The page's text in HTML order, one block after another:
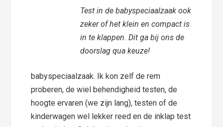
Test in de babyspeciaalzaak ook
zeker of het klein en compact is
in te klappen. Dit ga bij ons de
doorslag qua keuze!
babyspeciaalzaak. Ik kon zelf de rem
proberen, de wiel behendigheid testen, de
hoogte ervaren (we zijn lang), testen of de
kinderwagen wel lekker reed en de inklap test